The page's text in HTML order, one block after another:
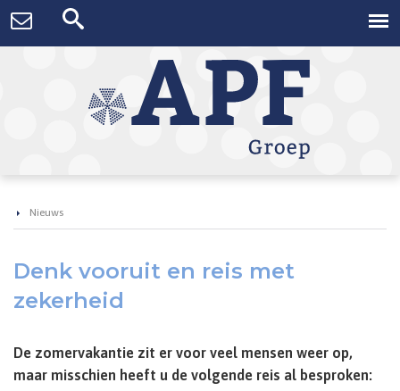
Nieuws
Denk vooruit en reis met
zekerheid
De zomervakantie zit er voor veel mensen weer op,
maar misschien heeft u de volgende reis al besproken: